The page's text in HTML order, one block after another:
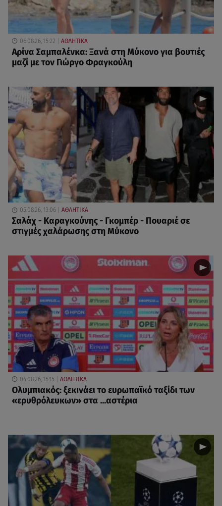
06.08.26, 15:22 ΑΘΛΗΤΙΚΑ
Αρίνα Σαμπαλένκα: Ξανά στη Μύκονο για βουτιές
μαζί με τον Γιώργο Φραγκούλη
05.08.26, 13:06 ΑΘΛΗΤΙΚΑ
Σαλάχ - Καραγκούνης - Γκομπέρ - Πουαριέ σε
στιγμές χαλάρωσης στη Μύκονο
04.08.26, 15:15 ΑΘΛΗΤΙΚΑ
Ολυμπιακός: ξεκινάει το ευρωπαϊκό ταξίδι των
«ερυθρόλευκων» στα ...αστέρια